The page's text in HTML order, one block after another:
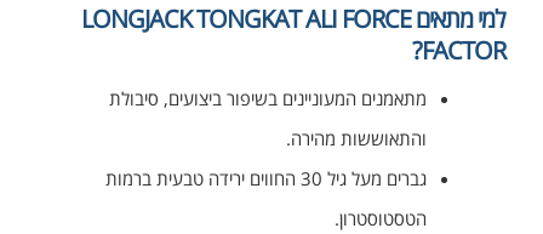
למי מתאים LONGJACK TONGKAT ALI FORCE
FACTOR?
מתאמנים המעוניינים בשיפור ביצועים, סיבולת
והתאוששות מהירה.
גברים מעל גיל 30 החווים ירידה טבעית ברמות
הטסטוסטרון.